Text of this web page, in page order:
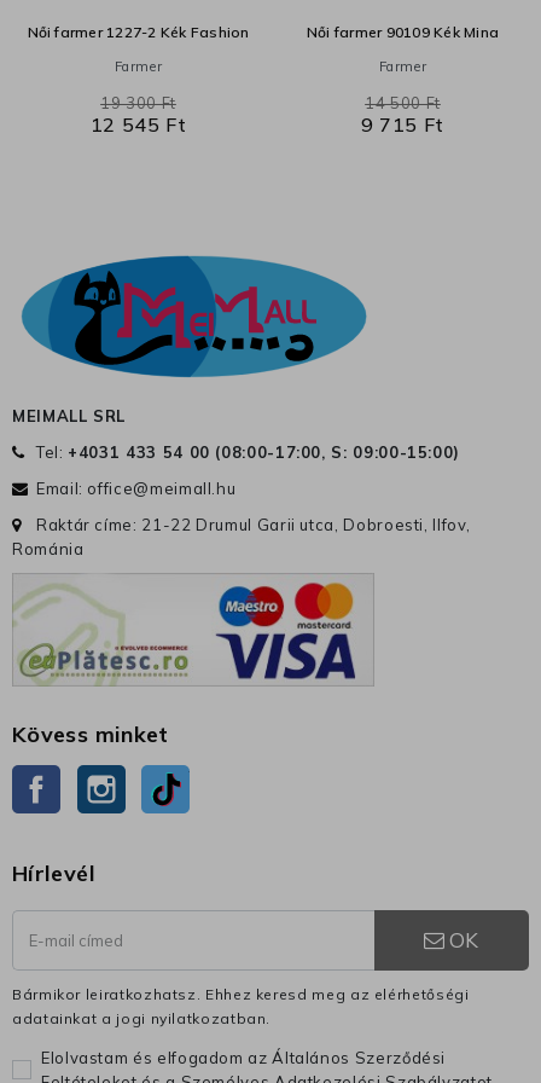
Női farmer 1227-2 Kék Fashion
Farmer
12 545 Ft
19 300 Ft
Női farmer 90109 Kék Mina
Farmer
9 715 Ft
14 500 Ft
MEIMALL SRL
Tel: +4031 433 54 00 (08:00-17:00, S: 09:00-15:00)
Email: office@meimall.hu
Raktár címe: 21-22 Drumul Garii utca, Dobroesti, Ilfov,
Románia
Kövess minket
Facebook Instagram
Hírlevél
OK
Bármikor leiratkozhatsz. Ehhez keresd meg az elérhetőségi
adatainkat a jogi nyilatkozatban.
Elolvastam és elfogadom az Általános Szerződési